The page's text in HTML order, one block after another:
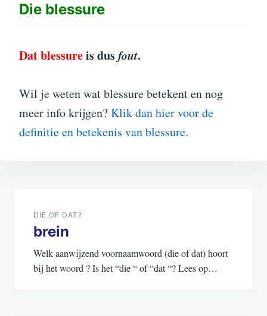
Die blessure
Dat blessureis dusfout.
Wil je weten wat blessure betekent en nog
meer info krijgen?Klik dan hier voor de
definitie en betekenis van blessure.
navigatie
DIE OF DAT?
brein
Welk aanwijzend voornaamwoord (die of dat) hoort
bij het woord ? Is het “die “ of “dat “? Lees op…